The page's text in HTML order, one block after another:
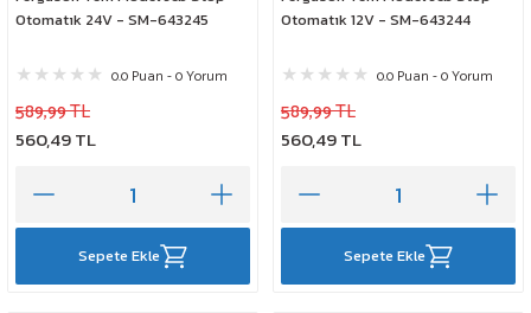
Otomatık 24V - SM-643245
0.0 Puan - 0 Yorum
589,99 TL
560,49 TL
Sepete Ekle
Otomatık 12V - SM-643244
0.0 Puan - 0 Yorum
589,99 TL
560,49 TL
Sepete Ekle